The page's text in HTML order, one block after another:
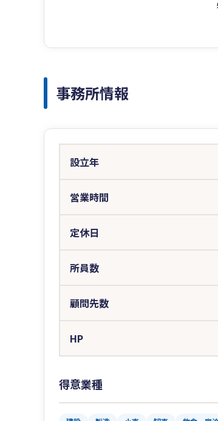
事務所情報
設立年
営業時間
定休日
所員数
顧問先数
HP
得意業種